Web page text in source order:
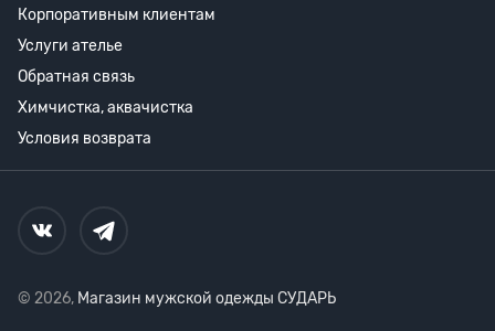
Корпоративным клиентам
Услуги ателье
Обратная связь
Химчистка, аквачистка
Условия возврата
© 2026, Магазин мужской одежды СУДАРЬ